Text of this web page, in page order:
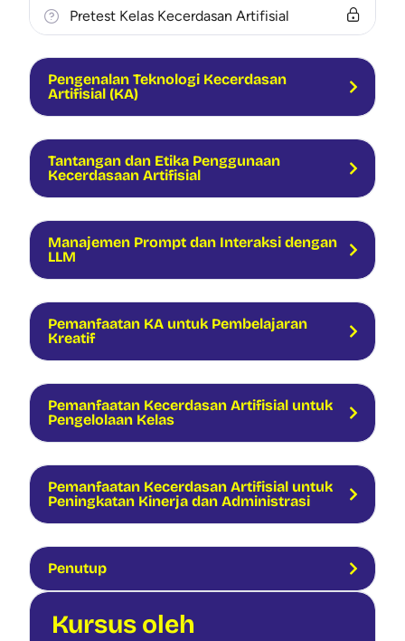
Pretest Kelas Kecerdasan Artifisial
Pengenalan Teknologi Kecerdasan
Artifisial (KA)
Tantangan dan Etika Penggunaan
Kecerdasaan Artifisial
Manajemen Prompt dan Interaksi dengan
LLM
Pemanfaatan KA untuk Pembelajaran
Kreatif
Pemanfaatan Kecerdasan Artifisial untuk
Pengelolaan Kelas
Pemanfaatan Kecerdasan Artifisial untuk
Peningkatan Kinerja dan Administrasi
Penutup
Kursus oleh